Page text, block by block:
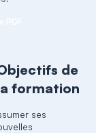
de
formation
ses